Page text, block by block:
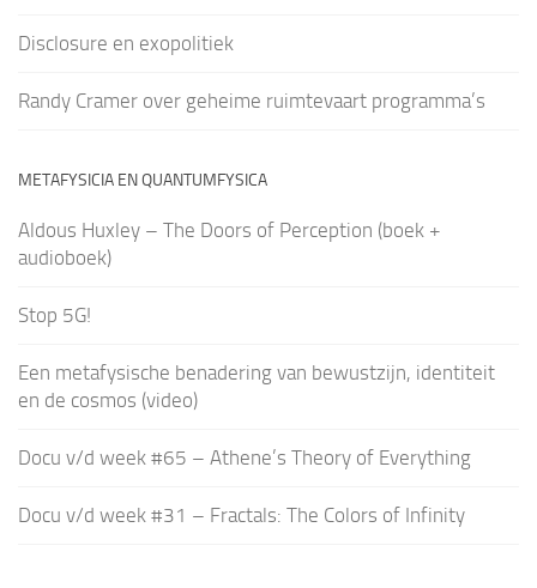
Disclosure en exopolitiek
Randy Cramer over geheime ruimtevaart programma’s
METAFYSICIA EN QUANTUMFYSICA
Aldous Huxley – The Doors of Perception (boek +
audioboek)
Stop 5G!
Een metafysische benadering van bewustzijn, identiteit
en de cosmos (video)
Docu v/d week #65 – Athene’s Theory of Everything
Docu v/d week #31 – Fractals: The Colors of Infinity